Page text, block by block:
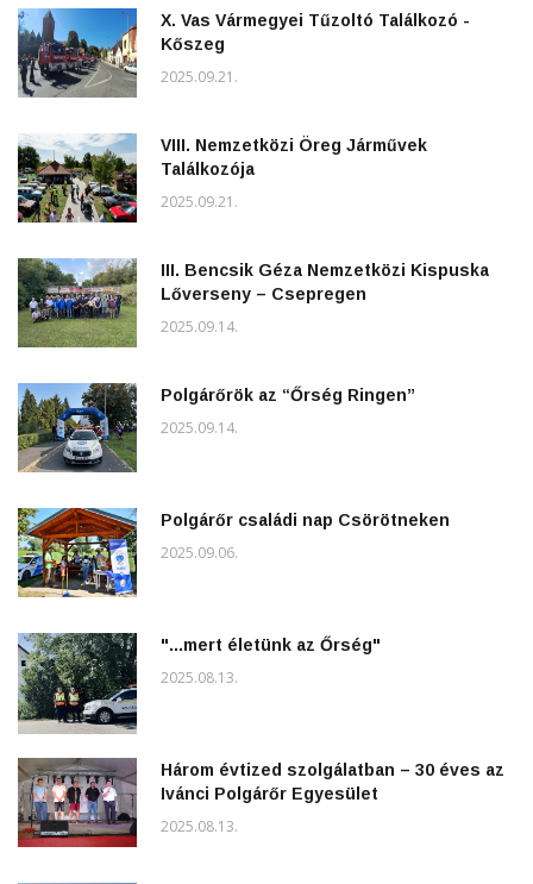
X. Vas Vármegyei Tűzoltó Találkozó -
Kőszeg
2025.09.21.
VIII. Nemzetközi Öreg Járművek
Találkozója
2025.09.21.
III. Bencsik Géza Nemzetközi Kispuska
Lőverseny – Csepregen
2025.09.14.
Polgárőrök az “Őrség Ringen”
2025.09.14.
Polgárőr családi nap Csörötneken
2025.09.06.
"...mert életünk az Őrség"
2025.08.13.
Három évtized szolgálatban – 30 éves az
Ivánci Polgárőr Egyesület
2025.08.13.